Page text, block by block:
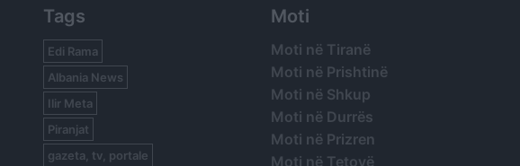
Tags
Edi Rama
Albania News
Ilir Meta
Piranjat
gazeta, tv, portale
Moti
Moti në Tiranë
Moti në Prishtinë
Moti në Shkup
Moti në Durrës
Moti në Prizren
Moti në Tetovë